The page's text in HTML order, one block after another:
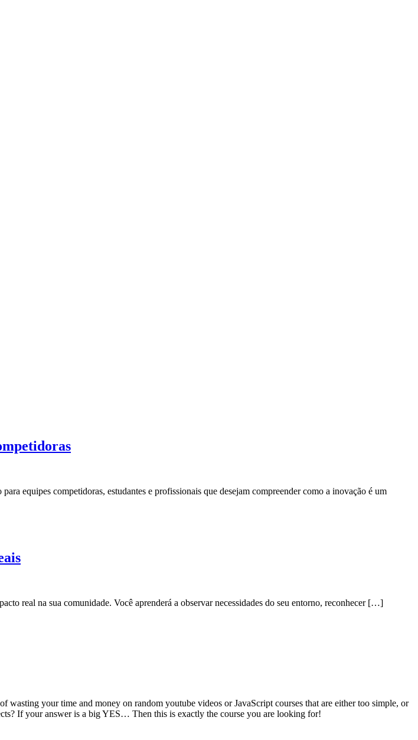
equipes competidoras, estudantes e profissionais que desejam compreender como a inovação é um
real na sua comunidade. Você aprenderá a observar necessidades do seu entorno, reconhecer […]
your time and money on random youtube videos or JavaScript courses that are either too simple, or
If your answer is a big YES… Then this is exactly the course you are looking for!